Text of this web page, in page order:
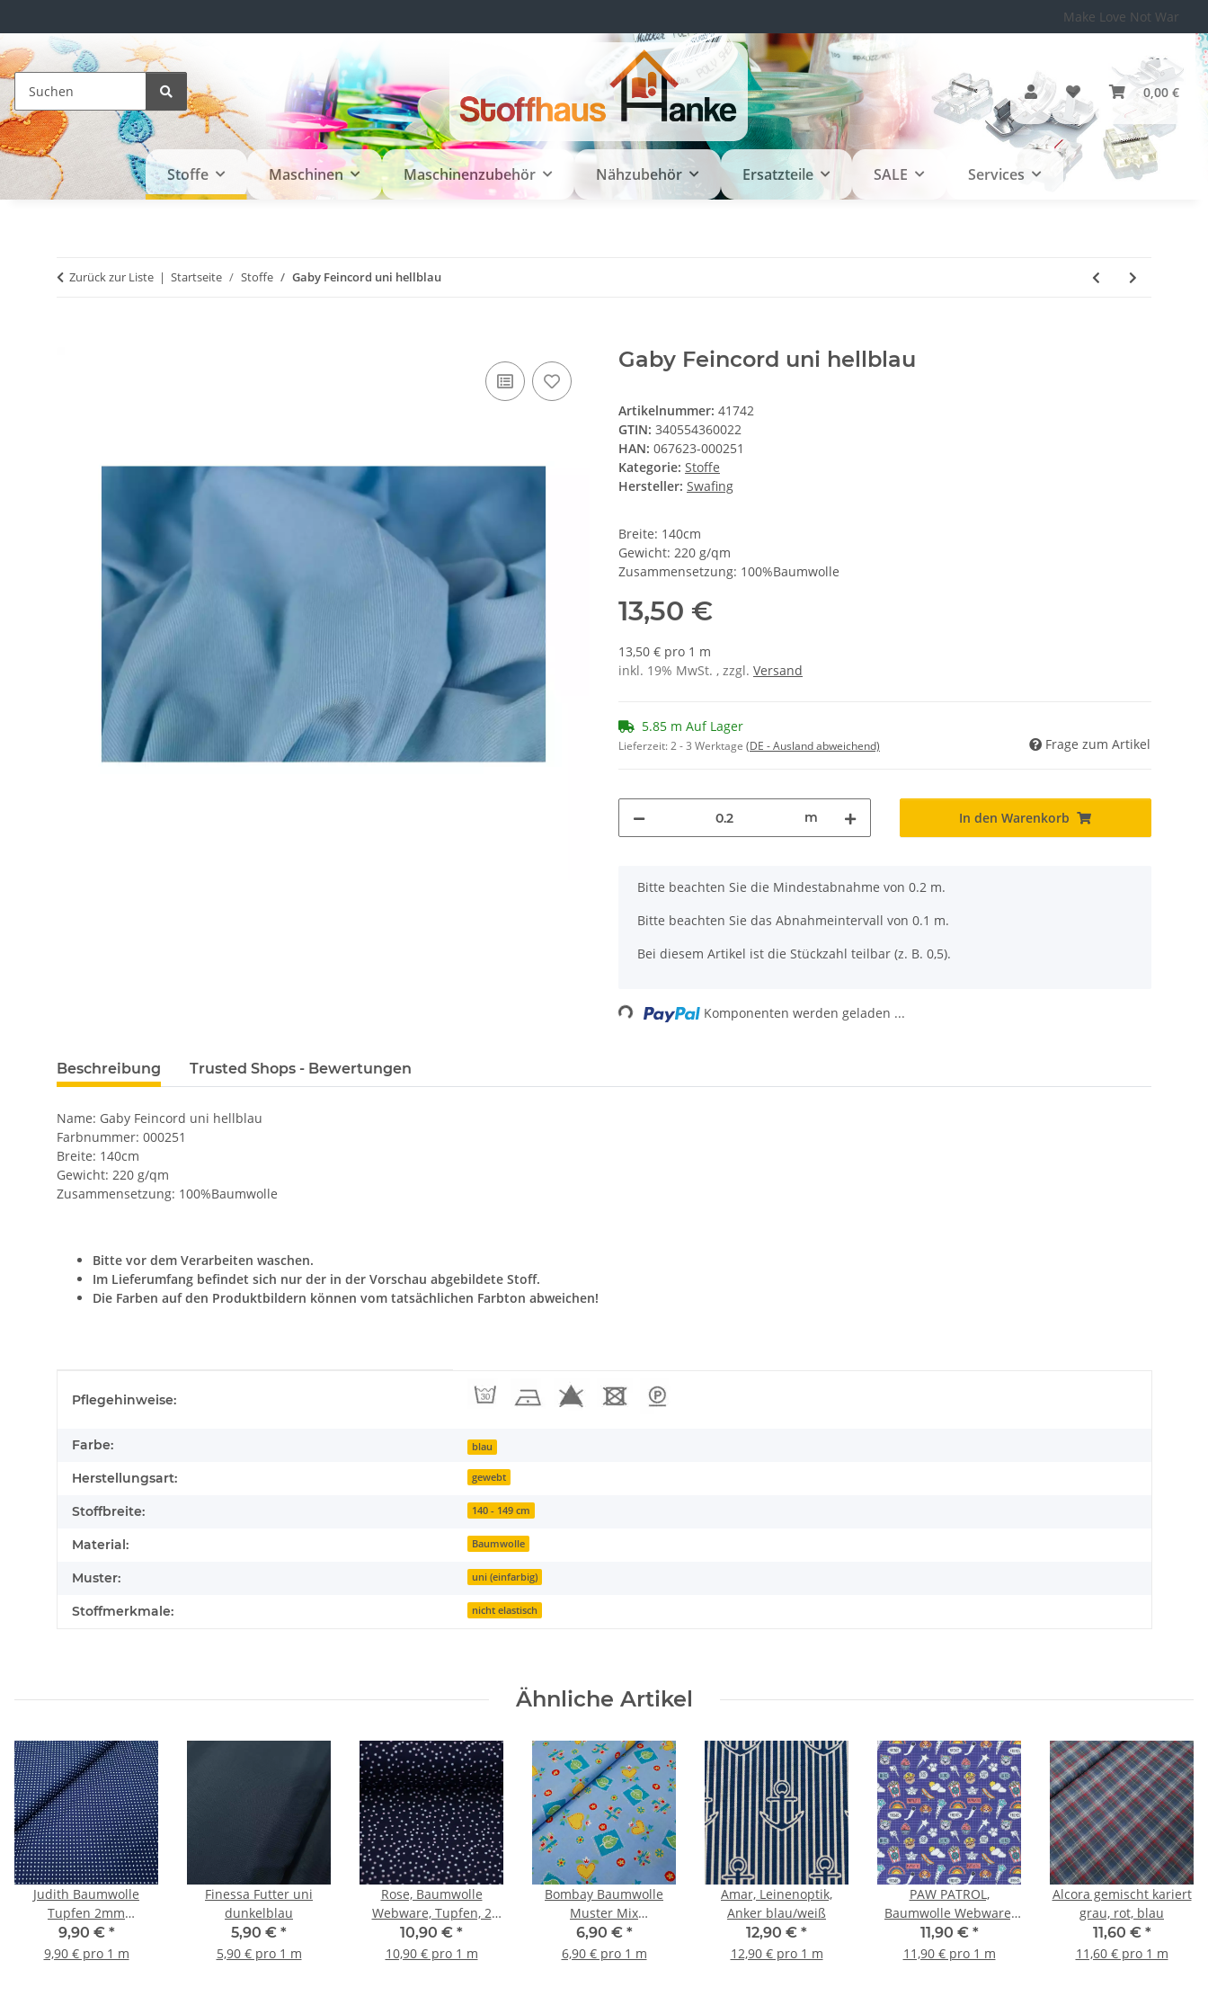
Make Love Not War
0,00 €
Stoffe Maschinen Maschinenzubehör Nähzubehör Ersatzteile SALE Services
Zurück zur Liste Startseite Stoffe Gaby Feincord uni hellblau
Gaby Feincord uni hellblau
Artikelnummer: 41742
GTIN: 340554360022
HAN: 067623-000251
Kategorie: Stoffe
Hersteller: Swafing
Breite: 140cm
Gewicht: 220 g/qm
Zusammensetzung: 100%Baumwolle
13,50 €
13,50 € pro 1 m
inkl. 19% MwSt. , zzgl. Versand
5.85 m Auf Lager
Lieferzeit:2 - 3 Werktage (DE - Ausland abweichend) Frage zum Artikel
m In den Warenkorb
x
Bitte beachten Sie die Mindestabnahme von 0.2 m.
Bitte beachten Sie das Abnahmeintervall von 0.1 m.
Bei diesem Artikel ist die Stückzahl teilbar (z. B. 0,5).
Loading... Komponenten werden geladen ...
Beschreibung Trusted Shops - Bewertungen
Name: Gaby Feincord uni hellblau
Farbnummer: 000251
Breite: 140cm
Gewicht: 220 g/qm
Zusammensetzung: 100%Baumwolle
Bitte vor dem Verarbeiten waschen.
Im Lieferumfang befindet sich nur der in der Vorschau abgebildete Stoff.
Die Farben auf den Produktbildern können vom tatsächlichen Farbton abweichen!
Pflegehinweise:
Farbe: blau
Herstellungsart: gewebt
Stoffbreite: 140 - 149 cm
Material: Baumwolle
Muster: uni (einfarbig)
Stoffmerkmale: nicht elastisch
Ähnliche Artikel
Judith Baumwolle
Tupfen 2mm
dunkelblau, weiß
9,90 € *
9,90 € pro 1 m
Finessa Futter uni
dunkelblau
5,90 € *
5,90 € pro 1 m
Rose, Baumwolle
Webware, Tupfen, 2
mm,
rosa/weiß/dunkelblau
10,90 € *
10,90 € pro 1 m
Bombay Baumwolle
Muster Mix
himmelblau, türkis,
gelb, grün
6,90 € *
6,90 € pro 1 m
Amar, Leinenoptik,
Anker blau/weiß
12,90 € *
12,90 € pro 1 m
PAW PATROL,
Baumwolle Webware,
Hunde, Karo, royalblau
11,90 € *
11,90 € pro 1 m
Alcora gemischt kariert
grau, rot, blau
11,60 € *
11,60 € pro 1 m